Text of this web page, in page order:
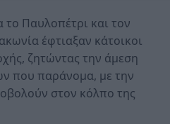
το Παυλοπέτρι και τον
έφτιαξαν κάτοικοι
ζητώντας την άμεση
που παράνομα, με την
στον κόλπο της